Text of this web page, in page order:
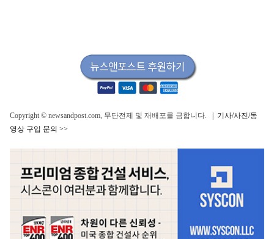
Copyright © newsandpost.com, 무단전제 및 재배포를 금합니다. | 기사/사진/동
영상 구입 문의 >>